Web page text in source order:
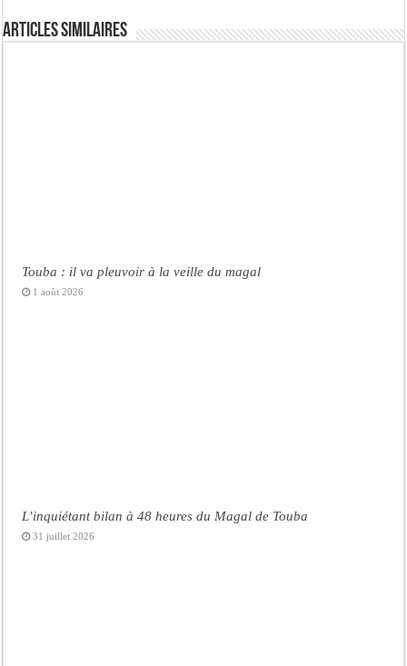
Articles similaires
Touba : il va pleuvoir à la veille du magal
1 août 2026
L’inquiétant bilan à 48 heures du Magal de Touba
31 juillet 2026